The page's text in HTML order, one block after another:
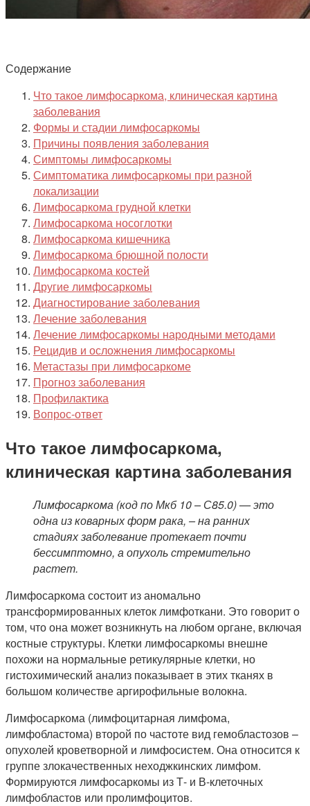
Содержание
Что такое лимфосаркома, клиническая картина
заболевания
Формы и стадии лимфосаркомы
Причины появления заболевания
Симптомы лимфосаркомы
Симптоматика лимфосаркомы при разной
локализации
Лимфосаркома грудной клетки
Лимфосаркома носоглотки
Лимфосаркома кишечника
Лимфосаркома брюшной полости
Лимфосаркома костей
Другие лимфосаркомы
Диагностирование заболевания
Лечение заболевания
Лечение лимфосаркомы народными методами
Рецидив и осложнения лимфосаркомы
Метастазы при лимфосаркоме
Прогноз заболевания
Профилактика
Вопрос-ответ
Что такое лимфосаркома,
клиническая картина заболевания
Лимфосаркома (код по Мкб 10 – С85.0) — это
одна из коварных форм рака, – на ранних
стадиях заболевание протекает почти
бессимптомно, а опухоль стремительно
растет.
Лимфосаркома состоит из аномально
трансформированных клеток лимфоткани. Это говорит о
том, что она может возникнуть на любом органе, включая
костные структуры. Клетки лимфосаркомы внешне
похожи на нормальные ретикулярные клетки, но
гистохимический анализ показывает в этих тканях в
большом количестве аргирофильные волокна.
Лимфосаркома (лимфоцитарная лимфома,
лимфобластома) второй по частоте вид гемобластозов –
опухолей кроветворной и лимфосистем. Она относится к
группе злокачественных неходжкинских лимфом.
Формируются лимфосаркомы из Т- и В-клеточных
лимфобластов или пролимфоцитов.